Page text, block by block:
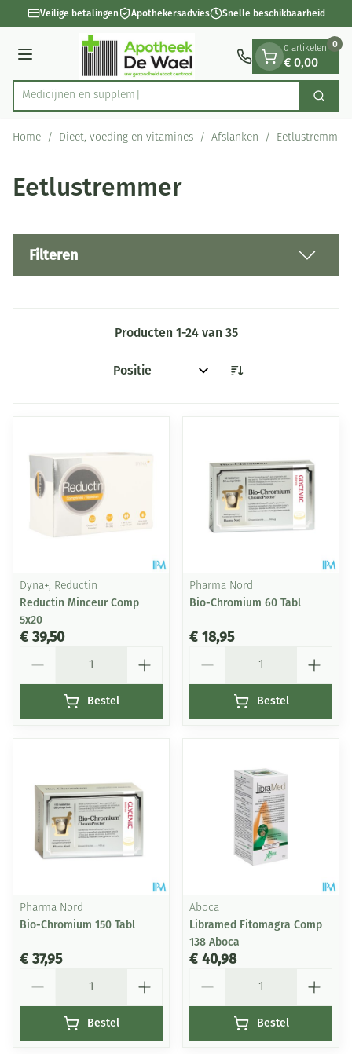
Ga naar de inhoud
1 van 1Veilige betalingen Apothekersadvies Snelle beschikbaarheid
Menu
Product, merk, categorie...
M Zoek
0 artikelen
€ 0,00
0
Home / Dieet, voeding en vitamines / Afslanken / Eetlustremmer
Eetlustremmer
Filteren
Producten 1-24van 35
Sorteer op:
Dyna+, Reductin
Reductin Minceur Comp
5x20
€ 39,50
Bestel
Pharma Nord
Bio-Chromium 60 Tabl
€ 18,95
Bestel
Pharma Nord
Bio-Chromium 150 Tabl
€ 37,95
Bestel
Aboca
Libramed Fitomagra Comp
138 Aboca
€ 40,98
Bestel